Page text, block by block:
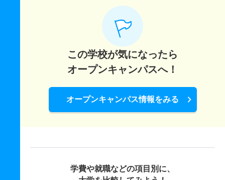
この学校が気になったら
オープンキャンパスへ！
オープンキャンパス情報をみる
学費や就職などの項目別に、